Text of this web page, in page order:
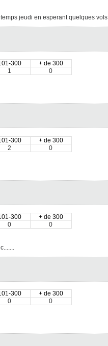
jeudi en esperant quelques vols
300
+ de 300
1
0
300
+ de 300
2
0
300
+ de 300
0
0
300
+ de 300
0
0